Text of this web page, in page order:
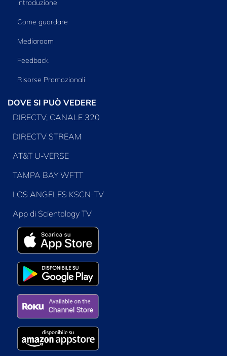
Introduzione
Come guardare
Mediaroom
Feedback
Risorse Promozionali
DOVE SI PUÒ VEDERE
DIRECTV, CANALE 320
DIRECTV STREAM
AT&T U-VERSE
TAMPA BAY WFTT
LOS ANGELES KSCN-TV
App di Scientology TV